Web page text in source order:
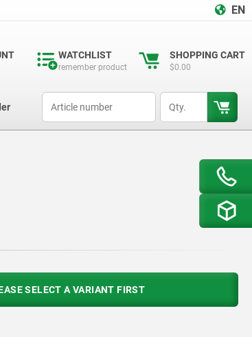
EN
WATCHLIST
remember product
SHOPPING CART
$0.00
SELECT A VARIANT FIRST